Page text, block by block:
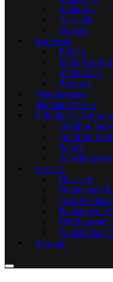
Südafrika
Tansania
Uganda
Radreisen
E-Bike
MTB Touring
MTB Trails
Rennrad
Wanderreisen
Multiaktivreisen
Individual /
Geführte
Geführte
Safaris
Service
Über uns
Noluthando
Gast-
Kontaktieren
Häufig
Allgemeine
Termine